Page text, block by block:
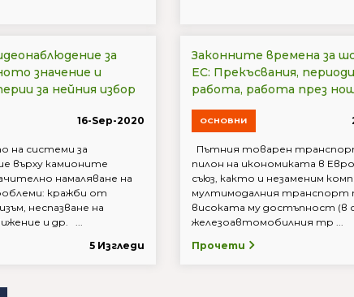
за
значение и
за нейния избор
16-Sep-2020
на системи за
върху камионите
намаляване на
кражби от
неспазване на
и др. ...
5 Изгледи
Законните времена за
ЕС: Прекъсвания,
работа, работа през
ОСНОВНИ
Пътния товарен
пилон на икономиката в
съюз, както и незаменим
мултимодалния транспорт
високата му достъпност (в
железоавтомобилния тр ...
Прочети